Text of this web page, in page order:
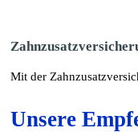
Mit der
Unsere